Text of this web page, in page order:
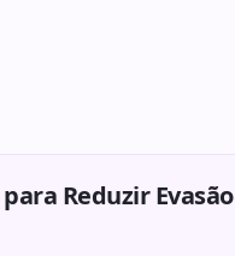
Reduzir Evasão